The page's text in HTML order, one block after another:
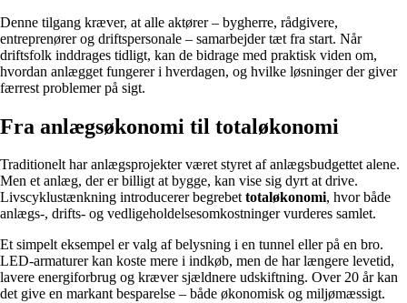
Denne tilgang kræver, at alle aktører – bygherre, rådgivere,
entreprenører og driftspersonale – samarbejder tæt fra start. Når
driftsfolk inddrages tidligt, kan de bidrage med praktisk viden om,
hvordan anlægget fungerer i hverdagen, og hvilke løsninger der giver
færrest problemer på sigt.
Fra anlægsøkonomi til totaløkonomi
Traditionelt har anlægsprojekter været styret af anlægsbudgettet alene.
Men et anlæg, der er billigt at bygge, kan vise sig dyrt at drive.
Livscyklustænkning introducerer begrebettotaløkonomi, hvor både
anlægs-, drifts- og vedligeholdelsesomkostninger vurderes samlet.
Et simpelt eksempel er valg af belysning i en tunnel eller på en bro.
LED-armaturer kan koste mere i indkøb, men de har længere levetid,
lavere energiforbrug og kræver sjældnere udskiftning. Over 20 år kan
det give en markant besparelse – både økonomisk og miljømæssigt.